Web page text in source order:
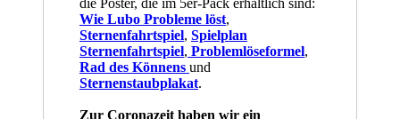
die Poster, die im 5er-Pack erhältlich sind:
Wie Lubo Probleme löst,
Sternenfahrtspiel, Spielplan
Sternenfahrtspiel, Problemlöseformel,
Rad des Könnens und
Sternenstaubplakat.
Zur Coronazeit haben wir ein